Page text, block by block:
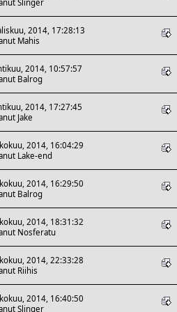
Slinger
2014, 17:28:13
Mahis
2014, 10:57:57
Balrog
2014, 17:27:45
Jake
2014, 16:04:29
Lake-end
2014, 16:29:50
Balrog
2014, 18:31:32
Nosferatu
2014, 22:33:28
Riihis
2014, 16:40:50
Slinger